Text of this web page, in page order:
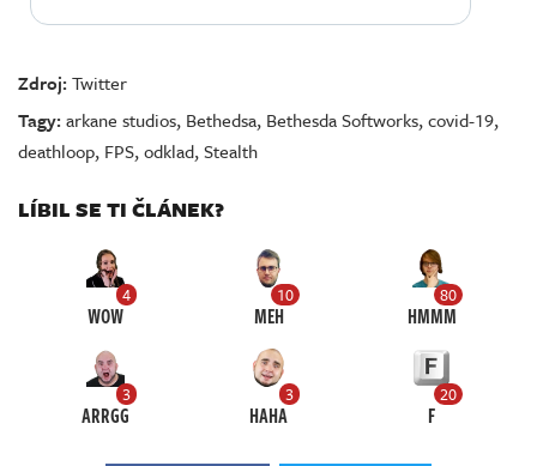
Zdroj:Twitter
Tagy:arkane studios, Bethedsa, Bethesda Softworks,covid-19,
deathloop, FPS,odklad,Stealth
LÍBIL SE TI ČLÁNEK?
4
WOW
10
MEH
80
HMMM
3
ARRGG
3
HAHA
20
F